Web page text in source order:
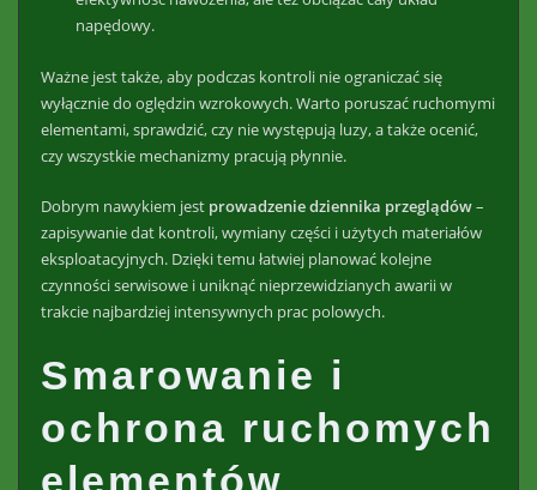
napędowy.
Ważne jest także, aby podczas kontroli nie ograniczać się
wyłącznie do oględzin wzrokowych. Warto poruszać ruchomymi
elementami, sprawdzić, czy nie występują luzy, a także ocenić,
czy wszystkie mechanizmy pracują płynnie.
Dobrym nawykiem jest prowadzenie dziennika przeglądów–
zapisywanie dat kontroli, wymiany części i użytych materiałów
eksploatacyjnych. Dzięki temu łatwiej planować kolejne
czynności serwisowe i uniknąć nieprzewidzianych awarii w
trakcie najbardziej intensywnych prac polowych.
Smarowanie i
ochrona ruchomych
elementów